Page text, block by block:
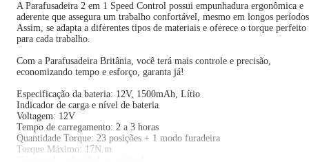
A Parafusadeira 2 em 1 Speed Control possui empunhadura ergonômica e
aderente que assegura um trabalho confortável, mesmo em longos
Assim, se adapta a diferentes tipos de materiais e oferece o torque perfeito
para cada trabalho.
Com a Parafusadeira Britânia, você terá mais controle e precisão,
economizando tempo e esforço, garanta já!
Especificação da bateria: 12V, 1500mAh, Lítio
Indicador de carga e nível de bateria
Voltagem: 12V
Tempo de carregamento: 2 a 3 horas
Quantidade Torque: 23 posições + 1 modo furadeira
Torque Máximo: 17N.m